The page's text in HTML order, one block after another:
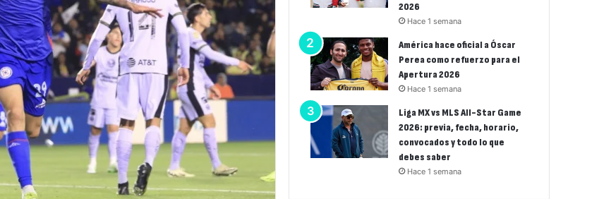
2026
Hace 1 semana
América hace oficial a Óscar
Perea como refuerzo para el
Apertura 2026
Hace 1 semana
Liga MX vs MLS All-Star Game
2026: previa, fecha, horario,
convocados y todo lo que
debes saber
Hace 1 semana